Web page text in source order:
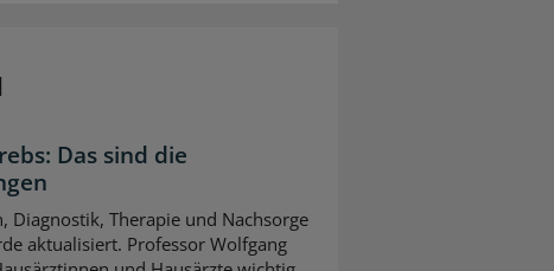
Das sind die
Diagnostik, Therapie und Nachsorge
aktualisiert. Professor Wolfgang